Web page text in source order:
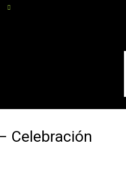
Celebración